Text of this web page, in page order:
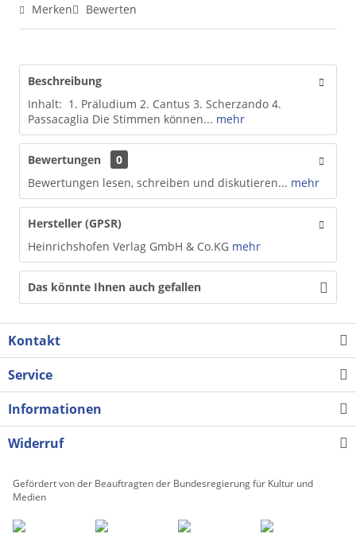
Merken Bewerten
Beschreibung
Inhalt: 1. Präludium 2. Cantus 3. Scherzando 4.
Passacaglia Die Stimmen können... mehr
Bewertungen
0
Bewertungen lesen, schreiben und diskutieren... mehr
Hersteller (GPSR)
Heinrichshofen Verlag GmbH & Co.KG mehr
Das könnte Ihnen auch gefallen
Kontakt
Service
Informationen
Widerruf
Gefördert von der Beauftragten der Bundesregierung für Kultur und
Medien